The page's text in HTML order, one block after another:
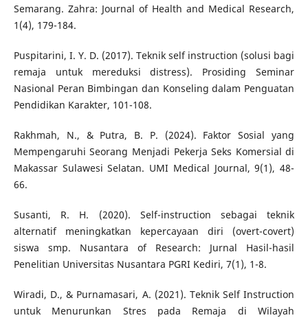
Semarang. Zahra: Journal of Health and Medical Research,
1(4), 179-184.
Puspitarini, I. Y. D. (2017). Teknik self instruction (solusi bagi
remaja untuk mereduksi distress). Prosiding Seminar
Nasional Peran Bimbingan dan Konseling dalam Penguatan
Pendidikan Karakter, 101-108.
Rakhmah, N., & Putra, B. P. (2024). Faktor Sosial yang
Mempengaruhi Seorang Menjadi Pekerja Seks Komersial di
Makassar Sulawesi Selatan. UMI Medical Journal, 9(1), 48-
66.
Susanti, R. H. (2020). Self-instruction sebagai teknik
alternatif meningkatkan kepercayaan diri (overt-covert)
siswa smp. Nusantara of Research: Jurnal Hasil-hasil
Penelitian Universitas Nusantara PGRI Kediri, 7(1), 1-8.
Wiradi, D., & Purnamasari, A. (2021). Teknik Self Instruction
untuk Menurunkan Stres pada Remaja di Wilayah